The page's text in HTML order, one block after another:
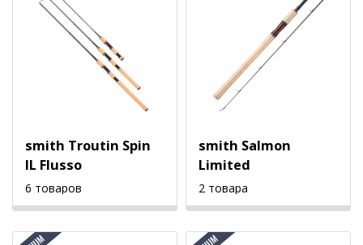
smith Troutin Spin
IL Flusso
6 товаров
smith Salmon
Limited
2 товара